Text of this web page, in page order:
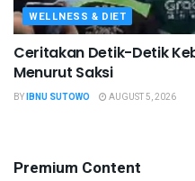
WELLNESS & DIET
Ceritakan Detik-Detik
Menurut Saksi
BYIBNU SUTOWO AUGUST 5, 2026
Premium Content